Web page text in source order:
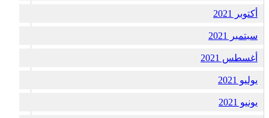
أكتوبر 2021
سبتمبر 2021
أغسطس 2021
يوليو 2021
يونيو 2021